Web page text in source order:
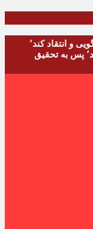
امام علی (ع) می فرماید : هر کس از خود بدگویی و انتقاد کند٬
خود را اصلاح کرده و هر کس خودستایی نماید٬ پس به تحقیق